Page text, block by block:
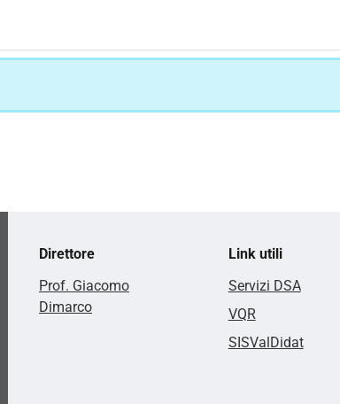
Direttore
Prof. Giacomo
Dimarco
Link utili
Servizi DSA
VQR
SISValDidat